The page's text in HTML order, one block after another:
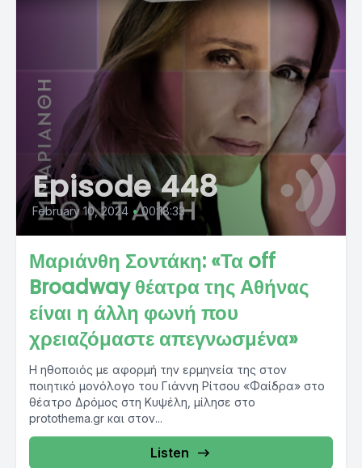
Episode 448
February 10, 2024 • 00:18:33
Μαριάνθη Σοντάκη: «Τα off
Broadway θέατρα της Αθήνας
είναι η άλλη φωνή που
χρειαζόμαστε απεγνωσμένα»
Η ηθοποιός με αφορμή την ερμηνεία της στον
ποιητικό μονόλογο του Γιάννη Ρίτσου «Φαίδρα» στο
θέατρο Δρόμος στη Κυψέλη, μίλησε στο
protothema.gr και στον...
Listen